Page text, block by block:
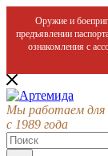
Оружие и
предъявлении
ознакомления с
Мы работаем для
с 1989 года